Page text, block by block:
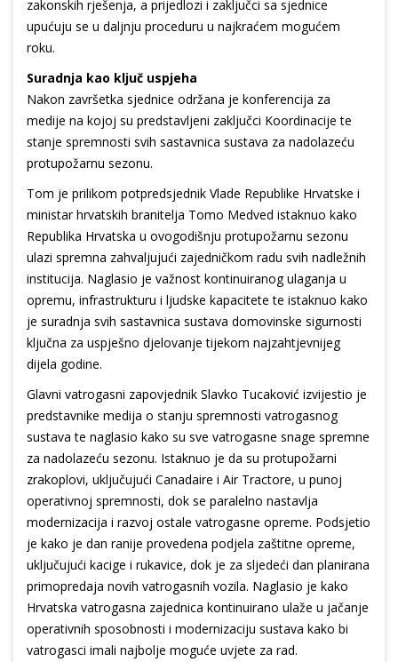
zakonskih rješenja, a prijedlozi i zaključci sa sjednice
upućuju se u daljnju proceduru u najkraćem mogućem
roku.
Suradnja kao ključ uspjeha
Nakon završetka sjednice održana je konferencija za
medije na kojoj su predstavljeni zaključci Koordinacije te
stanje spremnosti svih sastavnica sustava za nadolazeću
protupožarnu sezonu.
Tom je prilikom potpredsjednik Vlade Republike Hrvatske i
ministar hrvatskih branitelja Tomo Medved istaknuo kako
Republika Hrvatska u ovogodišnju protupožarnu sezonu
ulazi spremna zahvaljujući zajedničkom radu svih nadležnih
institucija. Naglasio je važnost kontinuiranog ulaganja u
opremu, infrastrukturu i ljudske kapacitete te istaknuo kako
je suradnja svih sastavnica sustava domovinske sigurnosti
ključna za uspješno djelovanje tijekom najzahtjevnijeg
dijela godine.
Glavni vatrogasni zapovjednik Slavko Tucaković izvijestio je
predstavnike medija o stanju spremnosti vatrogasnog
sustava te naglasio kako su sve vatrogasne snage spremne
za nadolazeću sezonu. Istaknuo je da su protupožarni
zrakoplovi, uključujući Canadaire i Air Tractore, u punoj
operativnoj spremnosti, dok se paralelno nastavlja
modernizacija i razvoj ostale vatrogasne opreme. Podsjetio
je kako je dan ranije provedena podjela zaštitne opreme,
uključujući kacige i rukavice, dok je za sljedeći dan planirana
primopredaja novih vatrogasnih vozila. Naglasio je kako
Hrvatska vatrogasna zajednica kontinuirano ulaže u jačanje
operativnih sposobnosti i modernizaciju sustava kako bi
vatrogasci imali najbolje moguće uvjete za rad.